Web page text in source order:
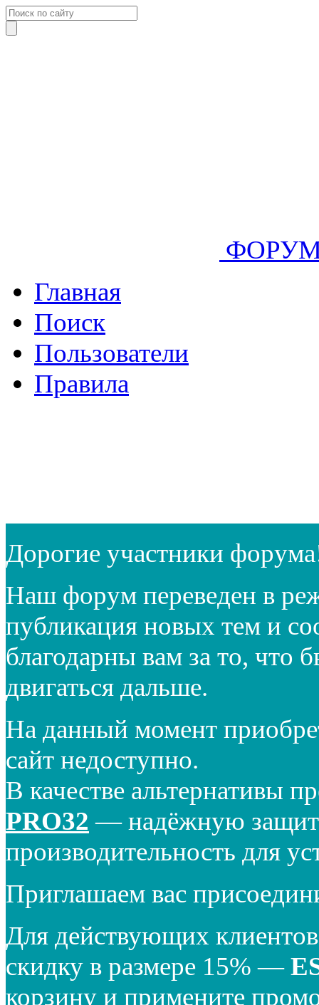
Главная
Поиск
Пользователи
Правила
Дорогие участники
Наш форум переведен в
публикация новых тем и
благодарны вам за то, что
двигаться дальше.
На данный момент
сайт недоступно.
В качестве альтернативы
PRO32 — надёжную
производительность для
Приглашаем вас
Для действующих
скидку в размере 15% —
корзину и примените